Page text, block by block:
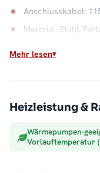
Anschlusskabel:
Material: Stahl,
Ganzjährig warme
Der Mischbetrieb
Heizsaison über das
gleichmäßig. Alle
Mehr lesen
Heizleistung &
Wärmepumpen-
Vorlauftemperatur